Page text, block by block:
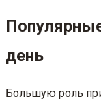
день
Большую роль